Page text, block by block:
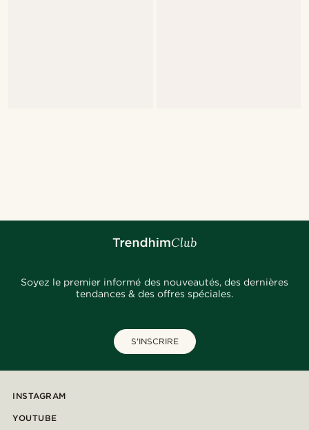
Soyez le premier informé des nouveautés, des dernières
tendances & des offres spéciales.
S'INSCRIRE
INSTAGRAM
YOUTUBE